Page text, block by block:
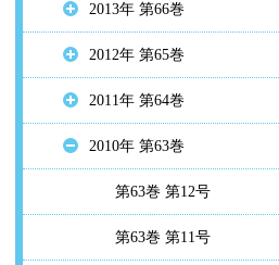
2013年 第66巻
2012年 第65巻
2011年 第64巻
2010年 第63巻
第63巻 第12号
第63巻 第11号